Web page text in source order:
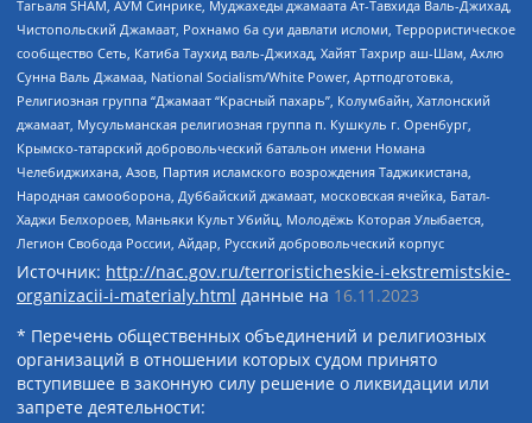
Тагьаля SHAM, АУМ Синрике, Муджахеды джамаата Ат-Тавхида Валь-Джихад,
Чистопольский Джамаат, Рохнамо ба суи давлати исломи, Террористическое
сообщество Сеть, Катиба Таухид валь-Джихад, Хайят Тахрир аш-Шам, Ахлю
Сунна Валь Джамаа, National Socialism/White Power, Артподготовка,
Религиозная группа “Джамаат “Красный пахарь”, Колумбайн, Хатлонский
джамаат, Мусульманская религиозная группа п. Кушкуль г. Оренбург,
Крымско-татарский добровольческий батальон имени Номана
Челебиджихана, Азов, Партия исламского возрождения Таджикистана,
Народная самооборона, Дуббайский джамаат, московская ячейка, Батал-
Хаджи Белхороев, Маньяки Культ Убийц, Молодёжь Которая Улыбается,
Легион Свобода России, Айдар, Русский добровольческий корпус
Источник: http://nac.gov.ru/terroristicheskie-i-ekstremistskie-
organizacii-i-materialy.html данные на 16.11.2023
* Перечень общественных объединений и религиозных
организаций в отношении которых судом принято
вступившее в законную силу решение о ликвидации или
запрете деятельности: